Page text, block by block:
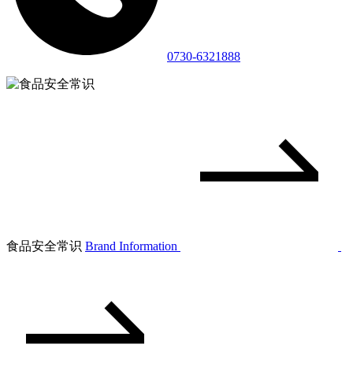
0730-6321888
食品安全常识 Brand Information